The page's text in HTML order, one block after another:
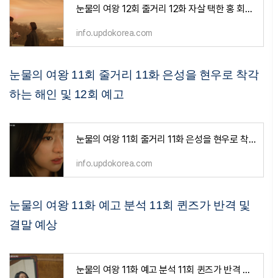
눈물의 여왕 12회 줄거리 12화 자살 택한 홍 회장 그리고 비자금 및 13회 예고
info.updokorea.com
눈물의 여왕 11회 줄거리 11화 은성을 현우로 착각
하는 해인 및 12회 예고
눈물의 여왕 11회 줄거리 11화 은성을 현우로 착각하는 해인 및 12회 예고
info.updokorea.com
눈물의 여왕 11화 예고 분석 11회 퀸즈가 반격 및
결말 예상
눈물의 여왕 11화 예고 분석 11회 퀸즈가 반격 및 결말 예상